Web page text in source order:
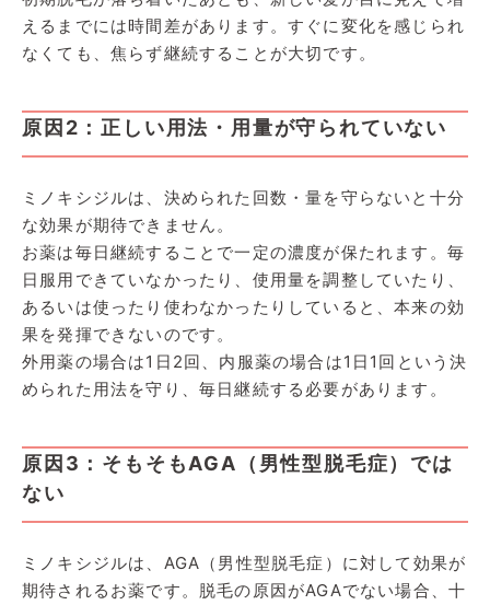
えるまでには時間差があります。すぐに変化を感じられ
なくても、焦らず継続することが大切です。
原因2：正しい用法・用量が守られていない
ミノキシジルは、決められた回数・量を守らないと十分
な効果が期待できません。
お薬は毎日継続することで一定の濃度が保たれます。毎
日服用できていなかったり、使用量を調整していたり、
あるいは使ったり使わなかったりしていると、本来の効
果を発揮できないのです。
外用薬の場合は1日2回、内服薬の場合は1日1回という決
められた用法を守り、毎日継続する必要があります。
原因3：そもそもAGA（男性型脱毛症）では
ない
ミノキシジルは、AGA（男性型脱毛症）に対して効果が
期待されるお薬です。脱毛の原因がAGAでない場合、十